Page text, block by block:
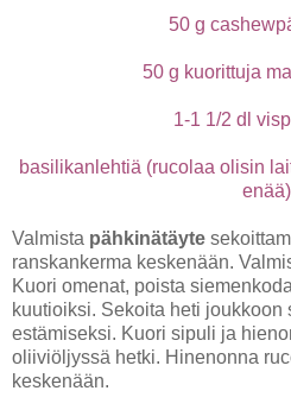
50 g
50 g kuorittuja
1-1 1/2 dl
basilikanlehtiä (rucolaa olisin
enää)
Valmista pähkinätäyte
ranskankerma keskenään.
Kuori omenat, poista
kuutioiksi. Sekoita heti joukkoon
estämiseksi. Kuori sipuli ja
oliiviöljyssä hetki. Hinenonna
keskenään.